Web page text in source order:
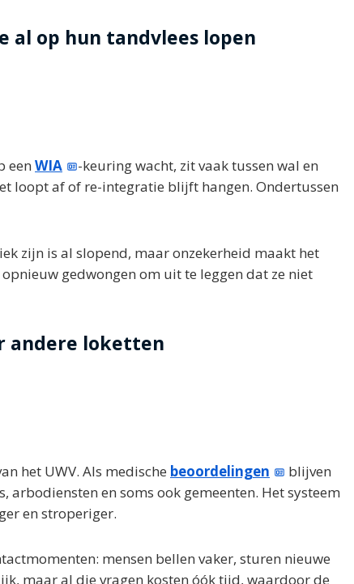
al op hun tandvlees lopen
een WIA
-keuring wacht, zit vaak tussen wal en
loopt af of re-integratie blijft hangen. Ondertussen
zijn is al slopend, maar onzekerheid maakt het
gedwongen om uit te leggen dat ze niet
andere loketten
het UWV. Als medische beoordelingen
blijven
arbodiensten en soms ook gemeenten. Het systeem
en stroperiger.
mensen bellen vaker, sturen nieuwe
maar al die vragen kosten óók tijd, waardoor de